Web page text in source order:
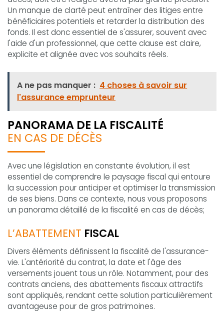
Un manque de clarté peut entraîner des litiges entre
bénéficiaires potentiels et retarder la distribution des
fonds. Il est donc essentiel de s'assurer, souvent avec
l'aide d'un professionnel, que cette clause est claire,
explicite et alignée avec vos souhaits réels.
A ne pas manquer : 4 choses à savoir sur
l'assurance emprunteur
PANORAMA DE LA FISCALITÉ
EN CAS DE DÉCÈS
Avec une législation en constante évolution, il est
essentiel de comprendre le paysage fiscal qui entoure
la succession pour anticiper et optimiser la transmission
de ses biens. Dans ce contexte, nous vous proposons
un panorama détaillé de la fiscalité en cas de décès;
L’ABATTEMENT FISCAL
Divers éléments définissent la fiscalité de l'assurance-
vie. L'antériorité du contrat, la date et l'âge des
versements jouent tous un rôle. Notamment, pour des
contrats anciens, des abattements fiscaux attractifs
sont appliqués, rendant cette solution particulièrement
avantageuse pour de gros patrimoines.